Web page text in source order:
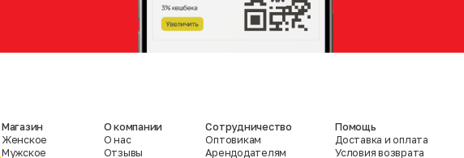
Магазин
Женское
Мужское
О компании
О нас
Отзывы
Сотрудничество
Оптовикам
Арендодателям
Помощь
Доставка и оплата
Условия возврата